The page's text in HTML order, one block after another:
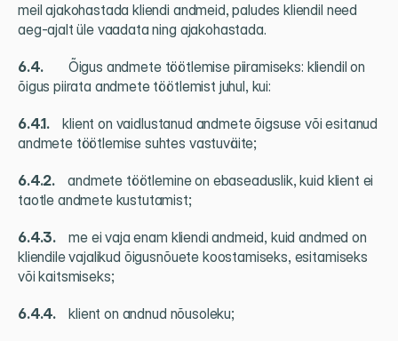
meil ajakohastada kliendi andmeid, paludes kliendil need
aeg-ajalt üle vaadata ning ajakohastada.
6.4. Õigus andmete töötlemise piiramiseks: kliendil on
õigus piirata andmete töötlemist juhul, kui:
6.4.1. klient on vaidlustanud andmete õigsuse või esitanud
andmete töötlemise suhtes vastuväite;
6.4.2. andmete töötlemine on ebaseaduslik, kuid klient ei
taotle andmete kustutamist;
6.4.3. me ei vaja enam kliendi andmeid, kuid andmed on
kliendile vajalikud õigusnõuete koostamiseks, esitamiseks
või kaitsmiseks;
6.4.4. klient on andnud nõusoleku;